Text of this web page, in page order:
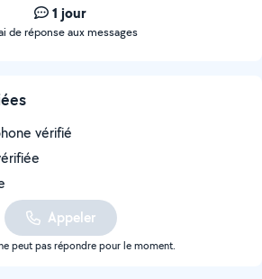
1 jour
de réponse aux messages
vérifié
Appeler
peut pas répondre pour le moment.